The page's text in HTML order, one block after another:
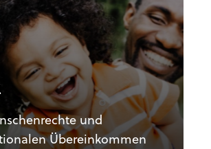
und
Übereinkommen